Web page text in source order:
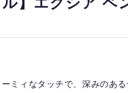
ミィなタッチで、深みのあ